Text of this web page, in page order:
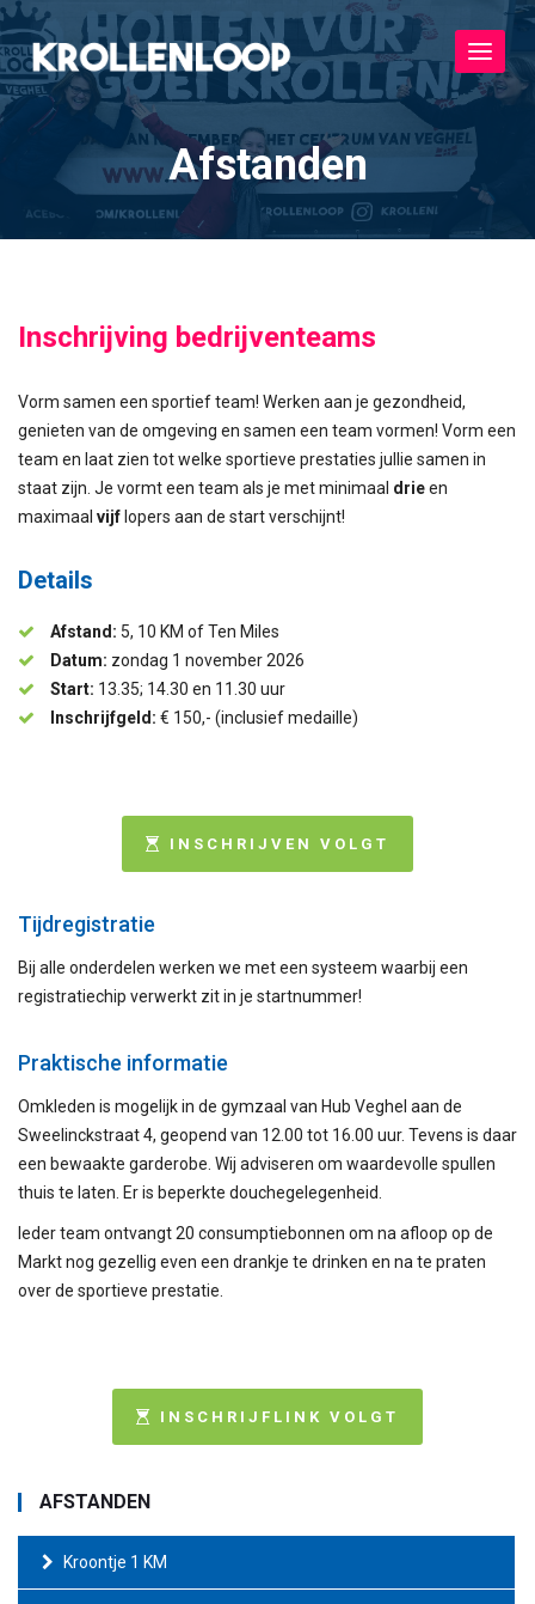
Toggle
Afstanden
Inschrijving bedrijventeams
Vorm samen een sportief team! Werken aan je gezondheid,
genieten van de omgeving en samen een team vormen! Vorm een
team en laat zien tot welke sportieve prestaties jullie samen in
staat zijn. Je vormt een team als je met minimaal drieen
maximaal vijf lopers aan de start verschijnt!
Details
Afstand: 5, 10 KM of Ten Miles
Datum: zondag 1 november 2026
Start: 13.35; 14.30 en 11.30 uur
Inschrijfgeld: € 150,- (inclusief medaille)
INSCHRIJVEN VOLGT
Tijdregistratie
Bij alle onderdelen werken we met een systeem waarbij een
registratiechip verwerkt zit in je startnummer!
Praktische informatie
Omkleden is mogelijk in de gymzaal van Hub Veghel aan de
Sweelinckstraat 4, geopend van 12.00 tot 16.00 uur. Tevens is daar
een bewaakte garderobe. Wij adviseren om waardevolle spullen
thuis te laten. Er is beperkte douchegelegenheid.
Ieder team ontvangt 20 consumptiebonnen om na afloop op de
Markt nog gezellig even een drankje te drinken en na te praten
over de sportieve prestatie.
INSCHRIJFLINK VOLGT
AFSTANDEN
Kroontje 1 KM